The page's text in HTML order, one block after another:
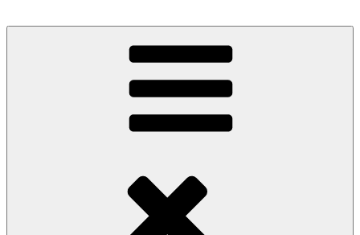
COUNTRYHOME
Wo die (Country-) Musik Zuhause ist